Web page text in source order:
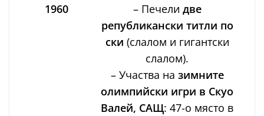
1960
– Печели две
републикански титли по
ски (слалом и гигантски
слалом).
– Участва на зимните
олимпийски игри в Скуо
Валей, САЩ: 47-о място в